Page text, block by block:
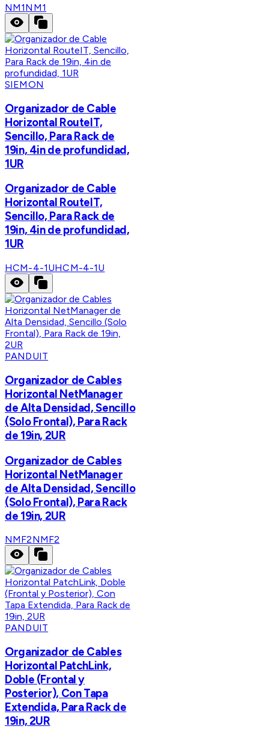
NM1NM1
SIEMON
Organizador de Cable
Horizontal RouteIT,
Sencillo, Para Rack de
19in, 4in de profundidad,
1UR
Organizador de Cable
Horizontal RouteIT,
Sencillo, Para Rack de
19in, 4in de profundidad,
1UR
HCM-4-1UHCM-4-1U
PANDUIT
Organizador de Cables
Horizontal NetManager
de Alta Densidad, Sencillo
(Solo Frontal), Para Rack
de 19in, 2UR
Organizador de Cables
Horizontal NetManager
de Alta Densidad, Sencillo
(Solo Frontal), Para Rack
de 19in, 2UR
NMF2NMF2
PANDUIT
Organizador de Cables
Horizontal PatchLink,
Doble (Frontal y
Posterior), Con Tapa
Extendida, Para Rack de
19in, 2UR